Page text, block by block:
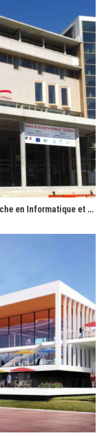
PLUS
Institut National de Recherche en Informatique et Automatique
PLUS